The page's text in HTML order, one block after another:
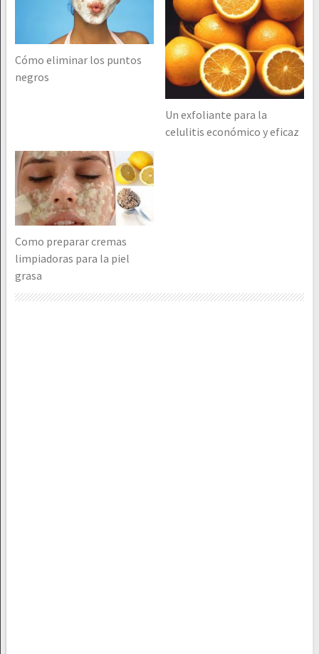
Cómo eliminar los puntos
negros
Un exfoliante para la
celulitis económico y eficaz
Como preparar cremas
limpiadoras para la piel
grasa